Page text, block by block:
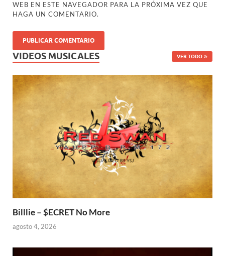
WEB EN ESTE NAVEGADOR PARA LA PRÓXIMA VEZ QUE
HAGA UN COMENTARIO.
VIDEOS MUSICALES VER TODO
Billlie – $ECRET No More
agosto 4, 2026